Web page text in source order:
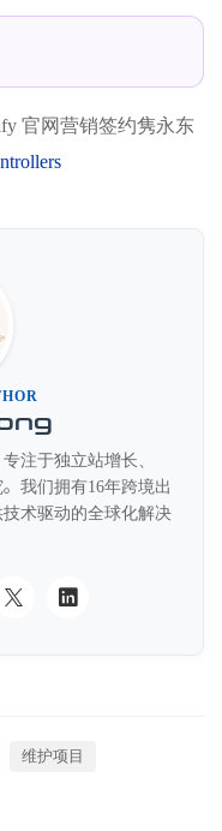
官网营销签约隽永东
注于独立站增长、
我们拥有16年跨境出
术驱动的全球化解决
维护项目